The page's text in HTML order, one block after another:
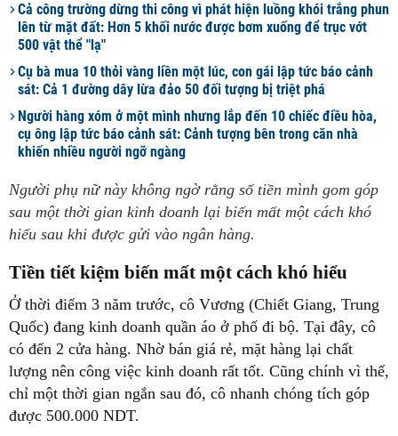
Cả công trường dừng thi công vì phát hiện luồng khói trắng phun
lên từ mặt đất: Hơn 5 khối nước được bơm xuống để trục vớt
500 vật thể "lạ"
Cụ bà mua 10 thỏi vàng liền một lúc, con gái lập tức báo cảnh
sát: Cả 1 đường dây lừa đảo 50 đối tượng bị triệt phá
Người hàng xóm ở một mình nhưng lắp đến 10 chiếc điều hòa,
cụ ông lập tức báo cảnh sát: Cảnh tượng bên trong căn nhà
khiến nhiều người ngỡ ngàng
Người phụ nữ này không ngờ rằng số tiền mình gom góp
sau một thời gian kinh doanh lại biến mất một cách khó
hiểu sau khi được gửi vào ngân hàng.
Tiền tiết kiệm biến mất một cách khó hiểu
Ở thời điểm 3 năm trước, cô Vương (Chiết Giang, Trung
Quốc) đang kinh doanh quần áo ở phố đi bộ. Tại đây, cô
có đến 2 cửa hàng. Nhờ bán giá rẻ, mặt hàng lại chất
lượng nên công việc kinh doanh rất tốt. Cũng chính vì thế,
chỉ một thời gian ngắn sau đó, cô nhanh chóng tích góp
được 500.000 NDT.